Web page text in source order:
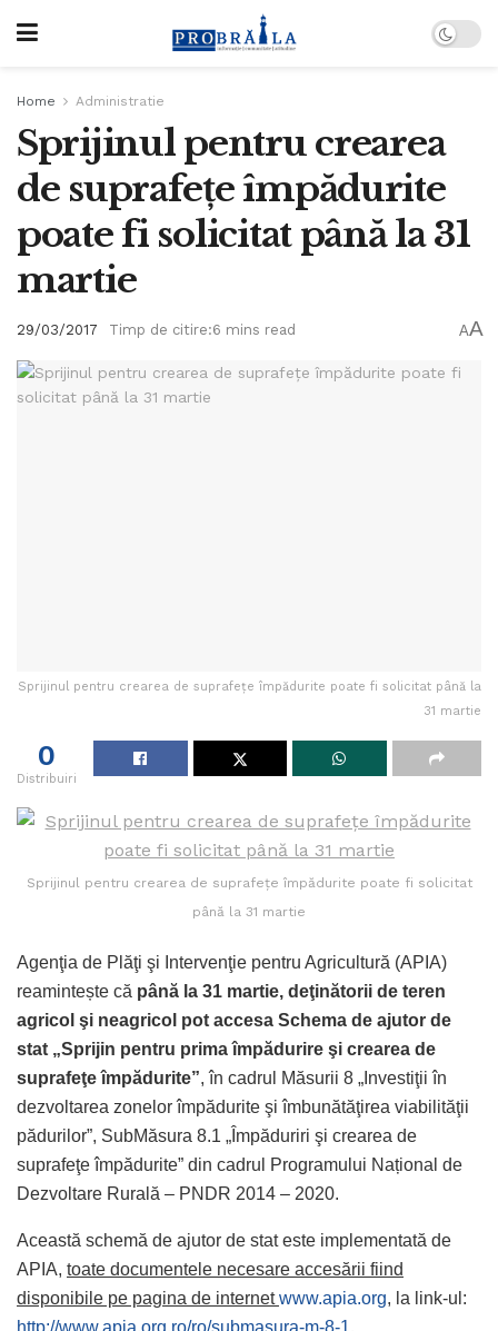
Home Administratie
Sprijinul pentru crearea
de suprafeţe împădurite
poate fi solicitat până la 31
martie
29/03/2017 Timp de citire:6 mins read AA
Sprijinul pentru crearea de suprafeţe împădurite poate fi solicitat până la
31 martie
0
Distribuiri
Sprijinul pentru crearea de suprafeţe împădurite poate fi solicitat
până la 31 martie
Agenţia de Plăţi şi Intervenţie pentru Agricultură (APIA)
reamintește că până la 31 martie, deţinătorii de teren
agricol şi neagricol pot accesa Schema de ajutor de
stat „Sprijin pentru prima împădurire şi crearea de
suprafeţe împădurite”, în cadrul Măsurii 8 „Investiţii în
dezvoltarea zonelor împădurite şi îmbunătăţirea viabilităţii
pădurilor”, SubMăsura 8.1 „Împăduriri şi crearea de
suprafeţe împădurite” din cadrul Programului Național de
Dezvoltare Rurală – PNDR 2014 – 2020.
Această schemă de ajutor de stat este implementată de
APIA, toate documentele necesare accesării fiind
disponibile pe pagina de internetwww.apia.org, la link-ul:
http://www.apia.org.ro/ro/submasura-m-8-1.